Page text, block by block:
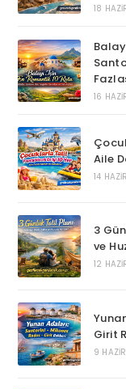
18
16
Aile
14
3
ve
12
Girit
9